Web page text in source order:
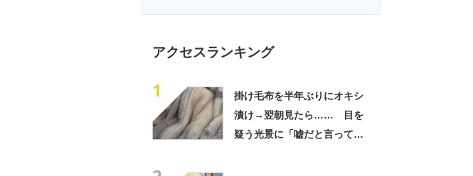
アクセスランキング
1
掛け毛布を半年ぶりにオキシ
漬け→翌朝見たら…… 目を
疑う光景に「嘘だと言ってく